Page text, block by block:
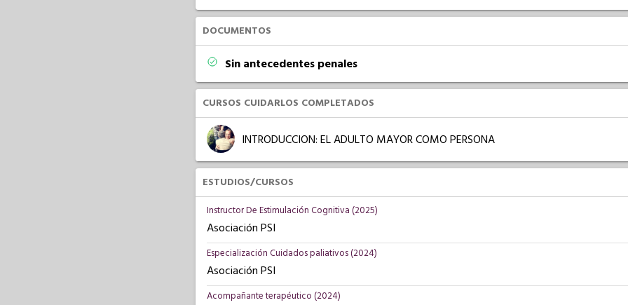
DOCUMENTOS
Sin antecedentes penales
CURSOS CUIDARLOS COMPLETADOS
INTRODUCCION: EL ADULTO MAYOR COMO PERSONA
ESTUDIOS/CURSOS
Instructor De Estimulación Cognitiva (2025)
Asociación PSI
Especialización Cuidados paliativos (2024)
Asociación PSI
Acompañante terapéutico (2024)